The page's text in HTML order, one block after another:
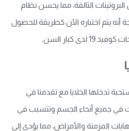
التالفة، مما يحسن نظام
أنه يتم اختباره الآن كطريقة للحصول
كبار السن.
تدخلها الخلايا مع تقدمنا في
في جميع أنحاء الجسم وتتسبب في
المزمنة والأمراض، مما يؤدي إلى